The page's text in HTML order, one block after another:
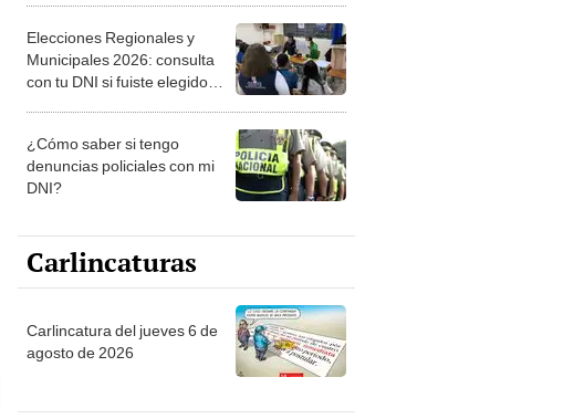
Elecciones Regionales y
Municipales 2026: consulta
con tu DNI si fuiste elegido
la ONPE
¿Cómo saber si tengo
denuncias policiales con mi
DNI?
Carlincaturas
Carlincatura del jueves 6 de
agosto de 2026